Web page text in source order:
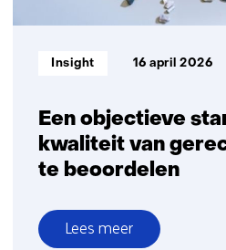
Een objectieve
kwaliteit van
te beoordelen
Informatietype:
Insight 16 april 2026
Lees meer